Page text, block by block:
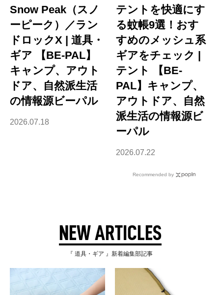
Snow Peak（スノ
ーピーク）／ラン
ドロックX | 道具・
ギア 【BE-PAL】
キャンプ、アウト
ドア、自然派生活
の情報源ビーパル
2026.07.18
テントを快適にす
る蚊帳9選！おす
すめのメッシュ系
ギアをチェック |
テント 【BE-
PAL】キャンプ、
アウトドア、自然
派生活の情報源ビ
ーパル
2026.07.22
Recommended by
NEW ARTICLES
『 道具・ギア 』新着編集部記事